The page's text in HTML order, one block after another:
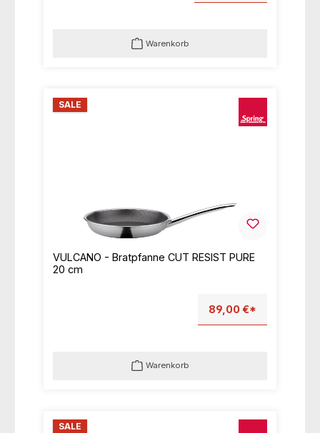
Warenkorb
SALE
VULCANO - Bratpfanne CUT RESIST PURE
20 cm
89,00 €*
Warenkorb
SALE